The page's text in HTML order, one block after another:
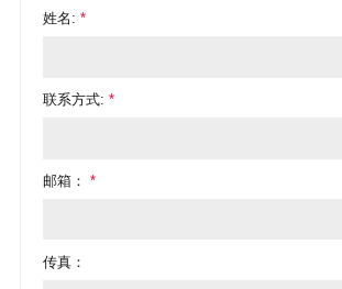
姓名:*
联系方式:*
邮箱：*
传真：